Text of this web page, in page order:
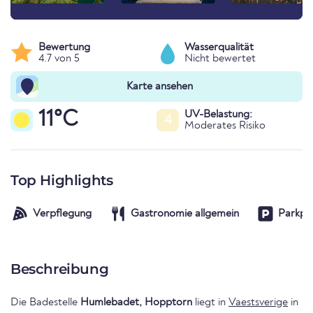
Bewertung
4.7 von 5
Wasserqualität
Nicht bewertet
Karte ansehen
11°C 4
UV-Belastung:
Moderates Risiko
Top Highlights
Verpflegung Gastronomie allgemein
Beschreibung
Die Badestelle Humlebadet, Hopptorn liegt in Vaestsverige in